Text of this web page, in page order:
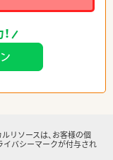
リソースは、お客様の個
バシーマークが付与され